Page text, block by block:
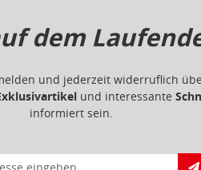
dem
und jederzeit widerruflich
und interessante
informiert sein.